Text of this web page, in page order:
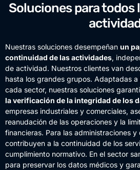
Soluciones para todos
Nuestras soluciones desempeñan un
continuidad de las actividades,
de actividad. Nuestros clientes van
hasta los grandes grupos. Adaptadas
cada sector, nuestras soluciones
la verificación de la integridad de los
empresas industriales y comerciales,
reanudación de las operaciones y la
financieras. Para las administraciones
contribuyen a la continuidad de los
cumplimiento normativo. En el sector
para preservar los datos médicos y